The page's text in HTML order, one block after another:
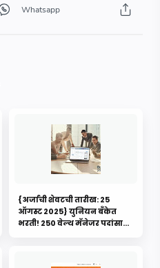
{अर्जाची शेवटची तारीख: 25
ऑगस्ट 2025} युनियन बँकेत
भरती! 250 वेल्थ मॅनेजर पदांसाठी